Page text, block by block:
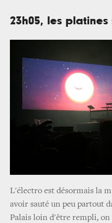
23h05, les platines
L'électro est désormais la
avoir sauté un peu partout
Palais loin d'être rempli,